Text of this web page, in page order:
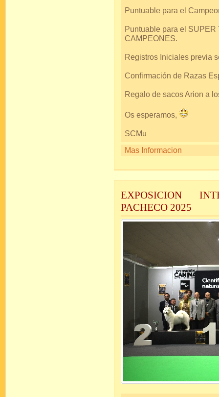
Puntuable para el
Puntuable para el
CAMPEONES.
Registros Iniciales previa
Confirmación de Razas
Regalo de sacos Arion a
Os esperamos,
SCMu
Mas Informacion
EXPOSICION
PACHECO 2025